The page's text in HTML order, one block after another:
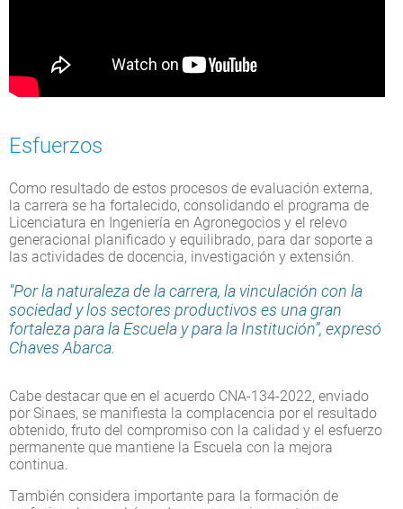
Esfuerzos
Como resultado de estos procesos de evaluación externa,
la carrera se ha fortalecido, consolidando el programa de
Licenciatura en Ingeniería en Agronegocios y el relevo
generacional planificado y equilibrado, para dar soporte a
las actividades de docencia, investigación y extensión.
"Por la naturaleza de la carrera, la vinculación con la
sociedad y los sectores productivos es una gran
fortaleza para la Escuela y para la Institución”, expresó
Chaves Abarca.
Cabe destacar que en el acuerdo CNA-134-2022, enviado
por Sinaes, se manifiesta la complacencia por el resultado
obtenido, fruto del compromiso con la calidad y el esfuerzo
permanente que mantiene la Escuela con la mejora
continua.
También considera importante para la formación de